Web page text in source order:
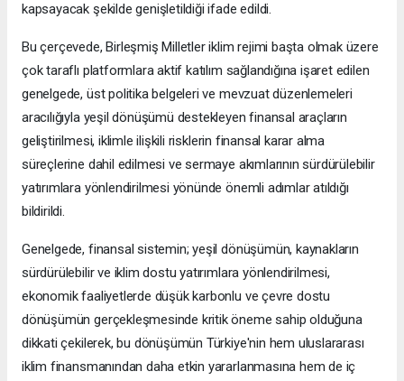
kapsayacak şekilde genişletildiği ifade edildi.
Bu çerçevede, Birleşmiş Milletler iklim rejimi başta olmak üzere
çok taraflı platformlara aktif katılım sağlandığına işaret edilen
genelgede, üst politika belgeleri ve mevzuat düzenlemeleri
aracılığıyla yeşil dönüşümü destekleyen finansal araçların
geliştirilmesi, iklimle ilişkili risklerin finansal karar alma
süreçlerine dahil edilmesi ve sermaye akımlarının sürdürülebilir
yatırımlara yönlendirilmesi yönünde önemli adımlar atıldığı
bildirildi.
Genelgede, finansal sistemin; yeşil dönüşümün, kaynakların
sürdürülebilir ve iklim dostu yatırımlara yönlendirilmesi,
ekonomik faaliyetlerde düşük karbonlu ve çevre dostu
dönüşümün gerçekleşmesinde kritik öneme sahip olduğuna
dikkati çekilerek, bu dönüşümün Türkiye'nin hem uluslararası
iklim finansmanından daha etkin yararlanmasına hem de iç